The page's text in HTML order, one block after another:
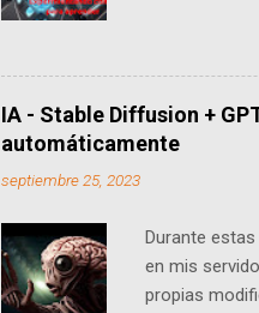
Diffusion.
forma global
practicar.
https://
IA - Stable Diffusion +
automáticamente
septiembre 25, 2023
Durante
en mis
propias